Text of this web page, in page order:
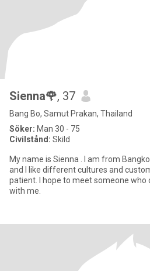
Sienna🌹, 37
Bang Bo, Samut Prakan, Thailand
Söker: Man 30 - 75
Civilstånd: Skild
My name is Sienna . I am from
and I like different cultures and
patient. I hope to meet someone who
with me.